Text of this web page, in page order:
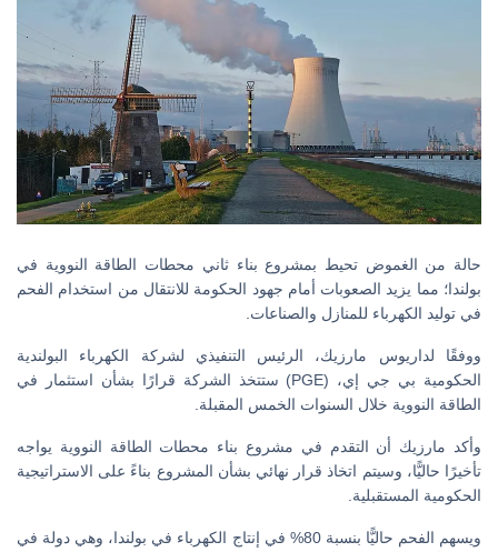
حالة من الغموض تحيط بمشروع بناء ثاني محطات الطاقة النووية في
بولندا؛ مما يزيد الصعوبات أمام جهود الحكومة للانتقال من استخدام الفحم
في توليد الكهرباء للمنازل والصناعات.
ووفقًا لداريوس مارزيك، الرئيس التنفيذي لشركة الكهرباء البولندية
الحكومية بي جي إي، (PGE) ستتخذ الشركة قرارًا بشأن استثمار في
الطاقة النووية خلال السنوات الخمس المقبلة.
وأكد مارزيك أن التقدم في مشروع بناء محطات الطاقة النووية يواجه
تأخيرًا حاليًّا، وسيتم اتخاذ قرار نهائي بشأن المشروع بناءً على الاستراتيجية
الحكومية المستقبلية.
ويسهم الفحم حاليًّا بنسبة 80% في إنتاج الكهرباء في بولندا، وهي دولة في